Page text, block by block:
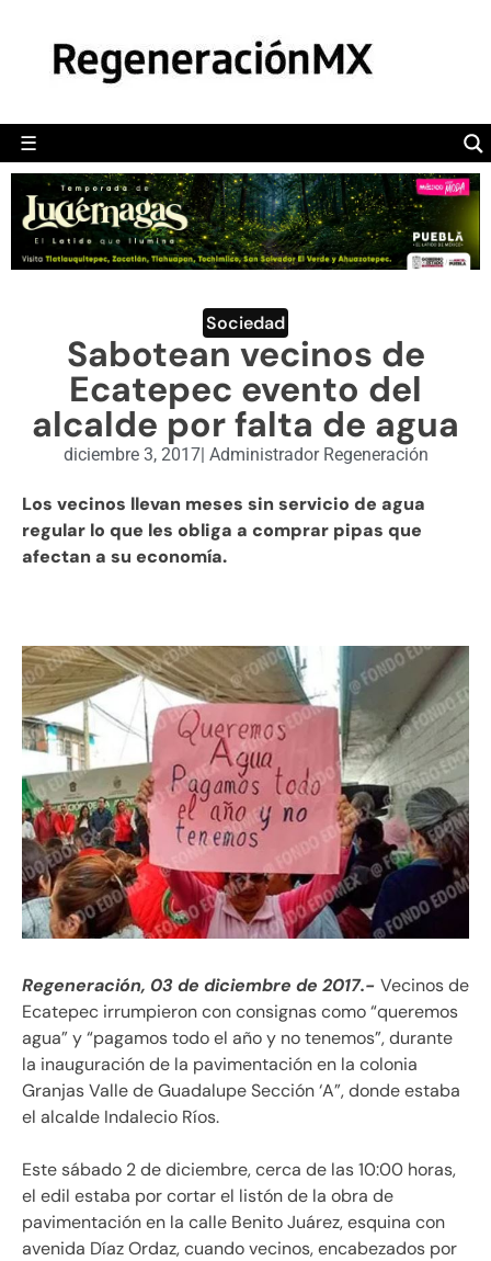
☰
POLÍTICA
CAMALEÓN
OPINIÓN
DEPORTES
ENGLISH SECTION
VIDEOS
Sociedad
Sabotean vecinos de
Ecatepec evento del
alcalde por falta de agua
diciembre 3, 2017| Administrador Regeneración
Los vecinos llevan meses sin servicio de agua
regular lo que les obliga a comprar pipas que
afectan a su economía.
Regeneración, 03 de diciembre de 2017.- Vecinos de
Ecatepec irrumpieron con consignas como “queremos
agua” y “pagamos todo el año y no tenemos”, durante
la inauguración de la pavimentación en la colonia
Granjas Valle de Guadalupe Sección ‘A”, donde estaba
el alcalde Indalecio Ríos.
Este sábado 2 de diciembre, cerca de las 10:00 horas,
el edil estaba por cortar el listón de la obra de
pavimentación en la calle Benito Juárez, esquina con
avenida Díaz Ordaz, cuando vecinos, encabezados por